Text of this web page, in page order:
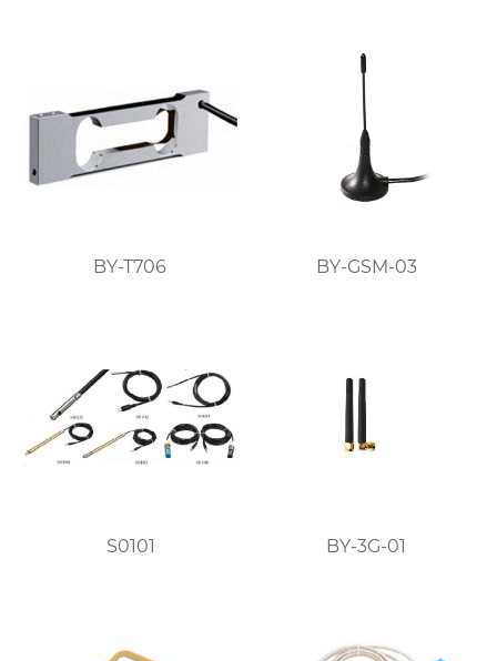
BY-T706 BY-GSM-03
S0101 BY-3G-01